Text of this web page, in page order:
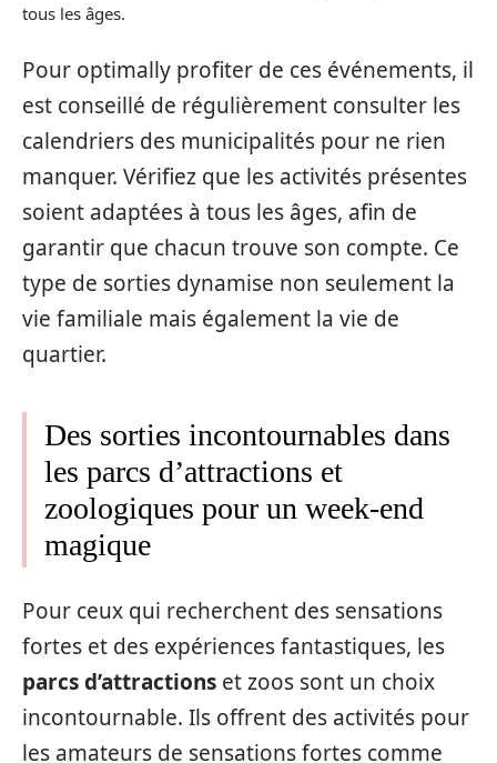
tous les âges.
Pour optimally profiter de ces événements, il
est conseillé de régulièrement consulter les
calendriers des municipalités pour ne rien
manquer. Vérifiez que les activités présentes
soient adaptées à tous les âges, afin de
garantir que chacun trouve son compte. Ce
type de sorties dynamise non seulement la
vie familiale mais également la vie de
quartier.
Des sorties incontournables dans
les parcs d’attractions et
zoologiques pour un week-end
magique
Pour ceux qui recherchent des sensations
fortes et des expériences fantastiques, les
parcs d’attractions et zoos sont un choix
incontournable. Ils offrent des activités pour
les amateurs de sensations fortes comme